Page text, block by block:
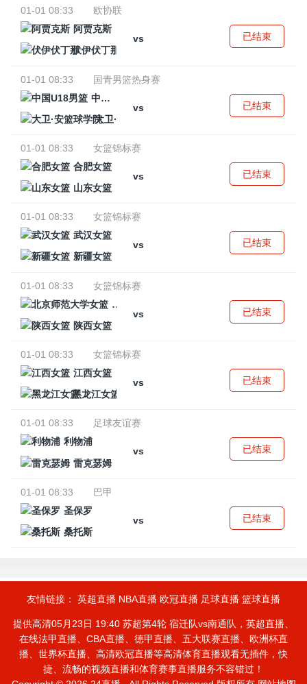
01-01 08:33
欧协联
阿贾克斯
vs
伏伊伏丁那
已结束
01-01 08:33
国青男篮热身赛
中国U18男篮
vs
大卫·安篮球学院
已结束
01-01 08:33
女篮锦标赛
合肥女篮
vs
山东女篮
已结束
01-01 08:33
女篮锦标赛
武汉女篮
vs
新疆女篮
已结束
01-01 08:33
女篮锦标赛
北京师范大学女篮
vs
陕西女篮
已结束
01-01 08:33
女篮锦标赛
江西女篮
vs
黑龙江女篮
已结束
01-01 08:33
足球友谊赛
利物浦
vs
雷克瑟姆
已结束
01-01 08:33
巴甲
圣保罗
vs
桑托斯
已结束
友情链接： 英超直播 NBA直播 欧冠直播 足球直播 篮球直播
提供高清05月23日 19:40 苏超第4轮 宿迁队vs南通队，英超直播、
在线法甲直播、CBA直播、德甲直播、五大联赛直播、欧洲杯直
播、世界杯直播、高清欧冠直播等高清体育直播观看无插件，快
捷、流畅的视频直播和体育赛事直播服务不容错过！